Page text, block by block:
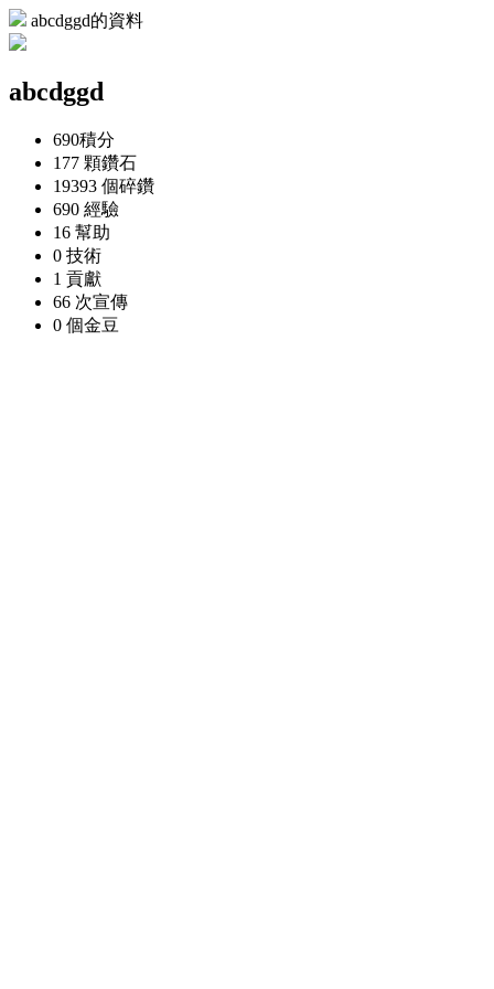
abcdggd的資料
abcdggd
690積分
177 顆鑽石
19393 個碎鑽
690 經驗
16 幫助
0 技術
1 貢獻
66 次宣傳
0 個金豆